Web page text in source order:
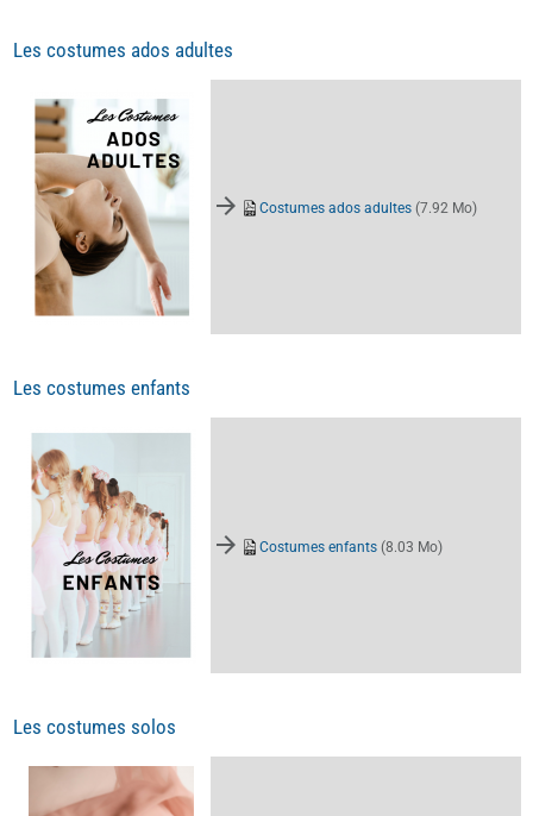
Les costumes ados adultes
Costumes ados adultes (7.92 Mo)
Les costumes enfants
Costumes enfants (8.03 Mo)
Les costumes solos